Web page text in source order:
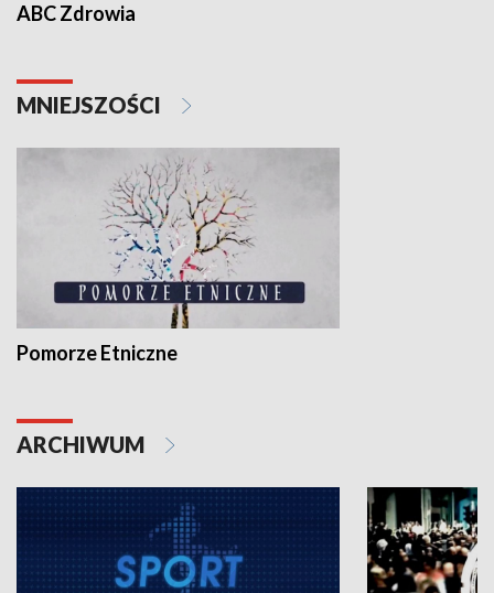
ABC Zdrowia
MNIEJSZOŚCI
Pomorze Etniczne
ARCHIWUM